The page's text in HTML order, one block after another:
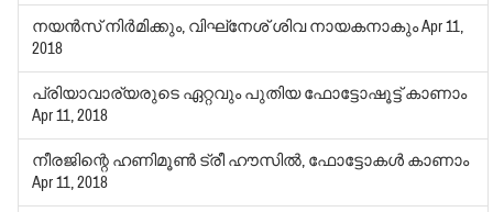
നയന്‍സ് നിര്‍മിക്കും, വിഘ്‌നേശ് ശിവ നായകനാകുംApr 11,
2018
പ്രിയാവാര്യരുടെ ഏറ്റവും പുതിയ ഫോട്ടോഷൂട്ട് കാണാം
Apr 11, 2018
നീരജിന്റെ ഹണിമൂണ്‍ ട്രീ ഹൗസില്‍, ഫോട്ടോകള്‍ കാണാം
Apr 11, 2018